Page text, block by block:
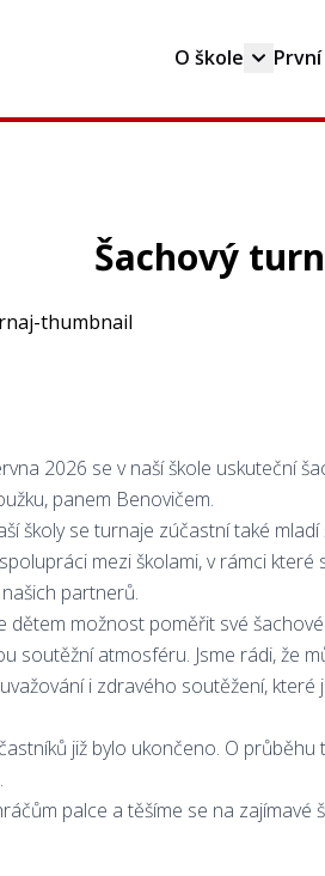
O škole
Šachový
2026 se v naší škole uskuteční
panem Benovičem.
školy se turnaje zúčastní také
mezi školami, v rámci
partnerů.
dětem možnost poměřit své
soutěžní atmosféru. Jsme rádi, že
i zdravého soutěžení,
již bylo ukončeno. O
palce a těšíme se na